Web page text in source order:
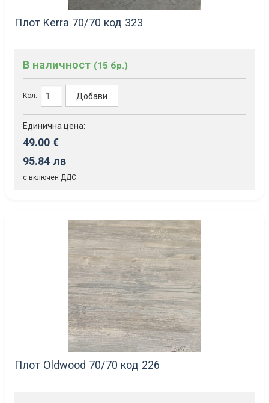
Плот Kerra 70/70 код 323
В наличност (15 бр.)
Кол.: Добави
Единична цена:
49.00 €
95.84 лв
с включен ДДС
Плот Oldwood 70/70 код 226